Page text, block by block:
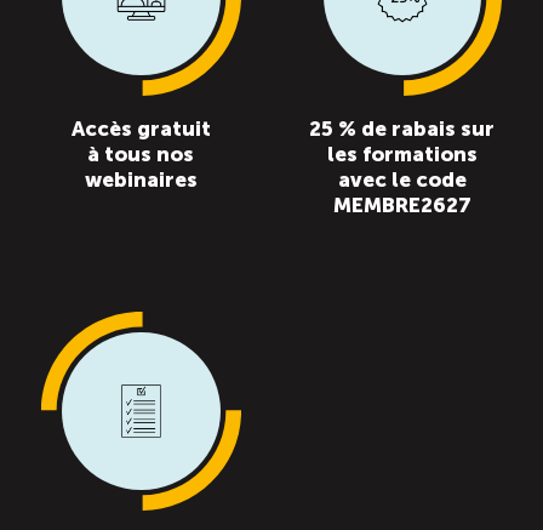
Accès gratuit
à tous nos
webinaires
25 % de rabais sur
les formations
avec le code
MEMBRE2627